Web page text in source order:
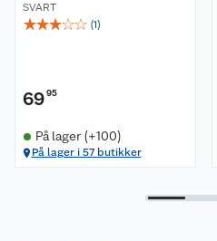
SVART
☆☆☆☆☆ (1)
6995
På lager (+100)
På lager i 57 butikker